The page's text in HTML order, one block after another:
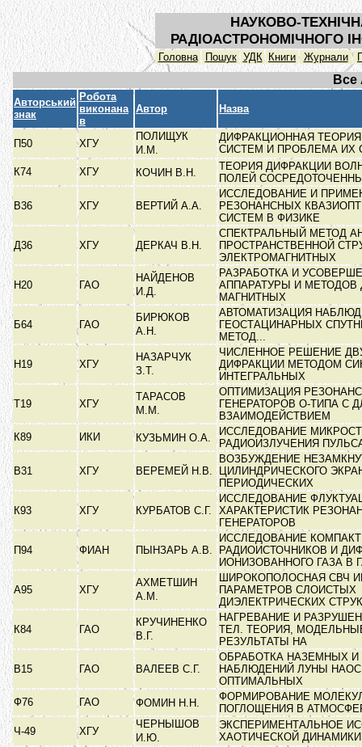
НАУКОВО-
РАДІОАСТРОНОМІЧНОГО
Головна Пошук УДК Книги Журнали
Все
Авторський
знак
Робота
виконана
в
Автор Назва
П50 ХГУ
ПОЛИЩУК
И.М.
ДИФРАКЦИОННАЯ
СИСТЕМ И ПРОБЛЕМА ИХ
К74
ХГУ КОЧИН В.Н.
ТЕОРИЯ ДИФРАКЦИИ
ПОЛЕЙ
В36 ХГУ ВЕРТИЙ А.А.
ИССЛЕДОВАНИЕ И
РЕЗОНАНСНЫХ
СИСТЕМ В ФИЗИКЕ
Д36 ХГУ ДЕРКАЧ В.Н.
СПЕКТРАЛЬНЫЙ МЕТОД
ПРОСТРАНСТВЕННОЙ
ЭЛЕКТРОМАГНИТНЫХ
Н20 ГАО
НАЙДЕНОВ
И.Д.
РАЗРАБОТКА И
АППАРАТУРЫ И МЕТОДОВ
МАГНИТНЫХ
Б64 ГАО
БИРЮКОВ
А.Н.
АВТОМАТИЗАЦИЯ
ГЕОСТАЦИНАРНЫХ
МЕТОД...
Н19 ХГУ
НАЗАРЧУК
З.Т.
ЧИСЛЕННОЕ РЕШЕНИЕ
ДИФРАКЦИИ МЕТОДОМ
ИНТЕГРАЛЬНЫХ
Т19 ХГУ
ТАРАСОВ
М.М.
ОПТИМИЗАЦИЯ
ГЕНЕРАТОРОВ О-ТИПА С
ВЗАИМОДЕЙСТВИЕМ
К89
ИКИ КУЗЬМИН О.А.
ИССЛЕДОВАНИЕ
РАДИОИЗЛУЧЕНИЯ
В31 ХГУ ВЕРЕМЕЙ Н.В.
ВОЗБУЖДЕНИЕ
ЦИЛИНДРИЧЕСКОГО
ПЕРИОДИЧЕСКИХ
К93 ХГУ КУРБАТОВ С.Г.
ИССЛЕДОВАНИЕ
ХАРАКТЕРИСТИК
ГЕНЕРАТОРОВ
П94 ФИАН ПЫНЗАРЬ А.В.
ИССЛЕДОВАНИЕ
РАДИОИСТОЧНИКОВ И
ИОНИЗОВАННОГО ГАЗА В
А95 ХГУ
АХМЕТШИН
А.М.
ШИРОКОПОЛОСНАЯ СВЧ
ПАРАМЕТРОВ СЛОИСТЫХ
ДИЭЛЕКТРИЧЕСКИХ
К84 ГАО
КРУЧИНЕНКО
В.Г.
НАГРЕВАНИЕ И
ТЕЛ. ТЕОРИЯ,
РЕЗУЛЬТАТЫ НА
В15 ГАО ВАЛЕЕВ С.Г.
ОБРАБОТКА НАЗЕМНЫХ
НАБЛЮДЕНИЙ ЛУНЫ
ОПТИМАЛЬНЫХ
Ф76
ГАО ФОМИН Н.Н.
ФОРМИРОВАНИЕ
ПОГЛОЩЕНИЯ В
Ч-49
ХГУ
ЧЕРНЫШОВ
И.Ю.
ЭКСПЕРИМЕНТАЛЬНОЕ
ХАОТИЧЕСКОЙ